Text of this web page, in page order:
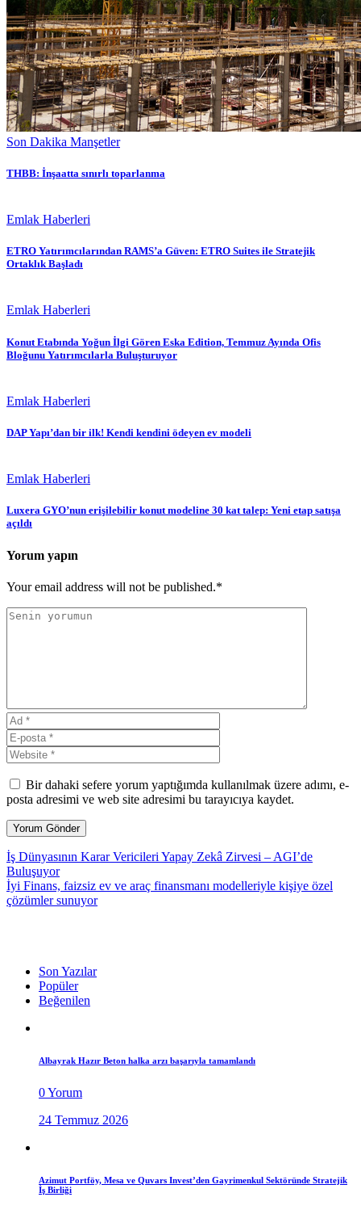
Son Dakika Manşetler
THBB: İnşaatta sınırlı toparlanma
Emlak Haberleri
ETRO Yatırımcılarından RAMS’a Güven: ETRO Suites ile Stratejik
Ortaklık Başladı
Emlak Haberleri
Konut Etabında Yoğun İlgi Gören Eska Edition, Temmuz Ayında Ofis
Bloğunu Yatırımcılarla Buluşturuyor
Emlak Haberleri
DAP Yapı’dan bir ilk! Kendi kendini ödeyen ev modeli
Emlak Haberleri
Luxera GYO’nun erişilebilir konut modeline 30 kat talep: Yeni etap satışa
açıldı
Yorum yapın
Your email address will not be published.*
Bir dahaki sefere yorum yaptığımda kullanılmak üzere adımı, e-
posta adresimi ve web site adresimi bu tarayıcıya kaydet.
İş Dünyasının Karar Vericileri Yapay Zekâ Zirvesi – AGI’de
Buluşuyor
İyi Finans, faizsiz ev ve araç finansmanı modelleriyle kişiye özel
çözümler sunuyor
Son Yazılar
Popüler
Beğenilen
Albayrak Hazır Beton halka arzı başarıyla tamamlandı
0 Yorum
24 Temmuz 2026
Azimut Portföy, Mesa ve Quvars Invest’den Gayrimenkul Sektöründe Stratejik
İş Birliği